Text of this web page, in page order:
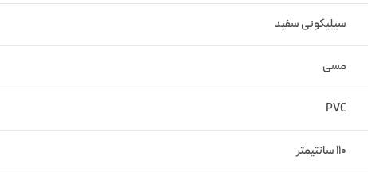
سیلیکونی سفید
مسی
PVC
110 سانتیمتر